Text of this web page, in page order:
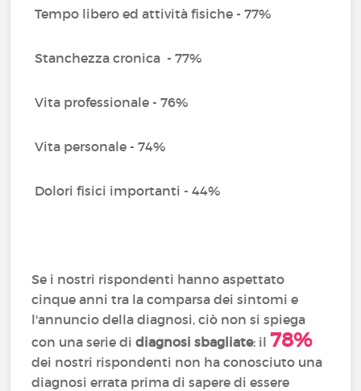
Tempo libero ed attività fisiche - 77%
Stanchezza cronica - 77%
Vita professionale - 76%
Vita personale - 74%
Dolori fisici importanti - 44%
Se i nostri rispondenti hanno aspettato
cinque anni tra la comparsa dei sintomi e
l'annuncio della diagnosi, ciò non si spiega
con una serie didiagnosi sbagliate: il 78%
dei nostri rispondenti non ha conosciuto una
diagnosi errata prima di sapere di essere